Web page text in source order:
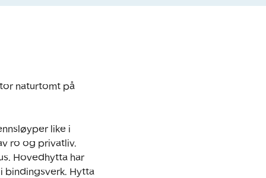
naturtomt på
like i
ro og privatliv.
Hovedhytta har
Hytta